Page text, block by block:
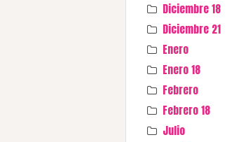
Diciembre 18
Diciembre 21
Enero
Enero 18
Febrero
Febrero 18
Julio